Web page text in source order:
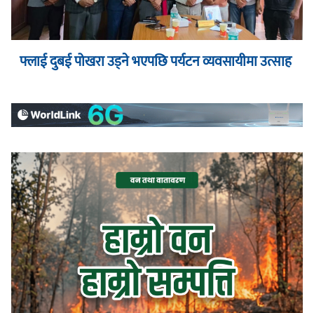
फ्लाई दुबई पोखरा उड्ने भएपछि पर्यटन व्यवसायीमा उत्साह